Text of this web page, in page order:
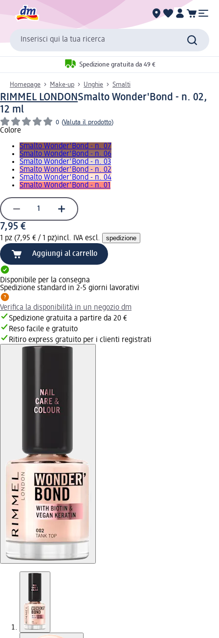
Inserisci qui la tua ricerca
Spedizione gratuita da 49 €
Homepage Make-up Unghie Smalti
RIMMEL LONDONSmalto Wonder'Bond - n. 02,
12 ml
0 (Valuta il prodotto)
Colore
Smalto Wonder'Bond - n. 07
Smalto Wonder'Bond - n. 06
Smalto Wonder'Bond - n. 03
Smalto Wonder'Bond - n. 02
Smalto Wonder'Bond - n. 04
Smalto Wonder'Bond - n. 01
7,95 €
1 pz (7,95 € / 1 pz)incl. IVA escl. spedizione
Aggiungi al carrello
Disponibile per la consegna
Spedizione standard in 2-5 giorni lavorativi
Verifica la disponibilità in un negozio dm
Spedizione gratuita a partire da 20 €
Reso facile e gratuito
Ritiro express gratuito per i clienti registrati